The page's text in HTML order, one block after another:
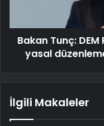
Bakan Tunç:
yasal
İlgili Makaleler